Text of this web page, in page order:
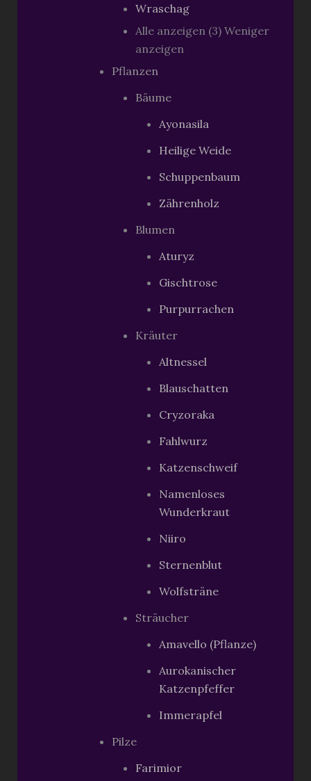
Wraschag
Alle anzeigen (3) Weniger
anzeigen
Pflanzen
Bäume
Ayonasila
Heilige Weide
Schuppenbaum
Zährenholz
Blumen
Aturyz
Gischtrose
Purpurrachen
Kräuter
Altnessel
Blauschatten
Cryzoraka
Fahlwurz
Katzenschweif
Namenloses
Wunderkraut
Niiro
Sternenblut
Wolfsträne
Sträucher
Amavello (Pflanze)
Aurokanischer
Katzenpfeffer
Immerapfel
Pilze
Farimior